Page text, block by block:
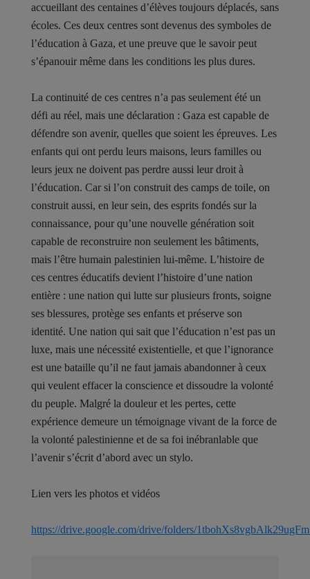
accueillant des centaines d’élèves toujours déplacés, sans
écoles. Ces deux centres sont devenus des symboles de
l’éducation à Gaza, et une preuve que le savoir peut
s’épanouir même dans les conditions les plus dures.
La continuité de ces centres n’a pas seulement été un
défi au réel, mais une déclaration : Gaza est capable de
défendre son avenir, quelles que soient les épreuves. Les
enfants qui ont perdu leurs maisons, leurs familles ou
leurs jeux ne doivent pas perdre aussi leur droit à
l’éducation. Car si l’on construit des camps de toile, on
construit aussi, en leur sein, des esprits fondés sur la
connaissance, pour qu’une nouvelle génération soit
capable de reconstruire non seulement les bâtiments,
mais l’être humain palestinien lui-même. L’histoire de
ces centres éducatifs devient l’histoire d’une nation
entière : une nation qui lutte sur plusieurs fronts, soigne
ses blessures, protège ses enfants et préserve son
identité. Une nation qui sait que l’éducation n’est pas un
luxe, mais une nécessité existentielle, et que l’ignorance
est une bataille qu’il ne faut jamais abandonner à ceux
qui veulent effacer la conscience et dissoudre la volonté
du peuple. Malgré la douleur et les pertes, cette
expérience demeure un témoignage vivant de la force de
la volonté palestinienne et de sa foi inébranlable que
l’avenir s’écrit d’abord avec un stylo.
Lien vers les photos et vidéos
https://drive.google.com/drive/folders/